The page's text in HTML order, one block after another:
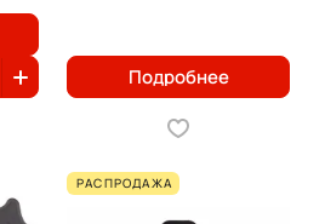
Подробнее
РАСПРОДАЖА